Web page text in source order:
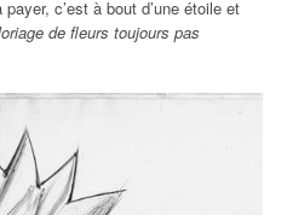
c’est à bout d’une étoile et
de fleurs toujours pas